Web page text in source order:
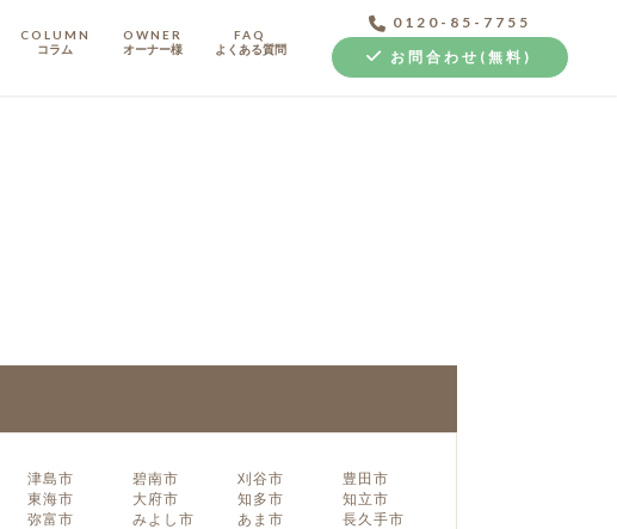
COLUMN
コラム
OWNER
オーナー様
FAQ
よくある質問
0120-85-7755
お問合わせ(無料)
津島市 碧南市 刈谷市
豊田市
東海市 大府市 知多市
知立市
弥富市 みよし市 あま市
長久手市